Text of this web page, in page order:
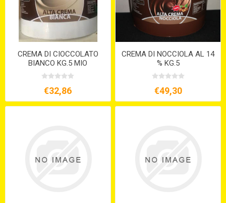
CREMA DI CIOCCOLATO
BIANCO KG.5 MIO
€32,86
CREMA DI NOCCIOLA AL 14
% KG.5
€49,30